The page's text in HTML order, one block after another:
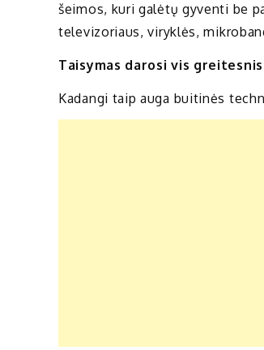
šeimos, kuri galėtų gyventi be
televizoriaus, viryklės,
Taisymas darosi vis
Kadangi taip auga buitinės